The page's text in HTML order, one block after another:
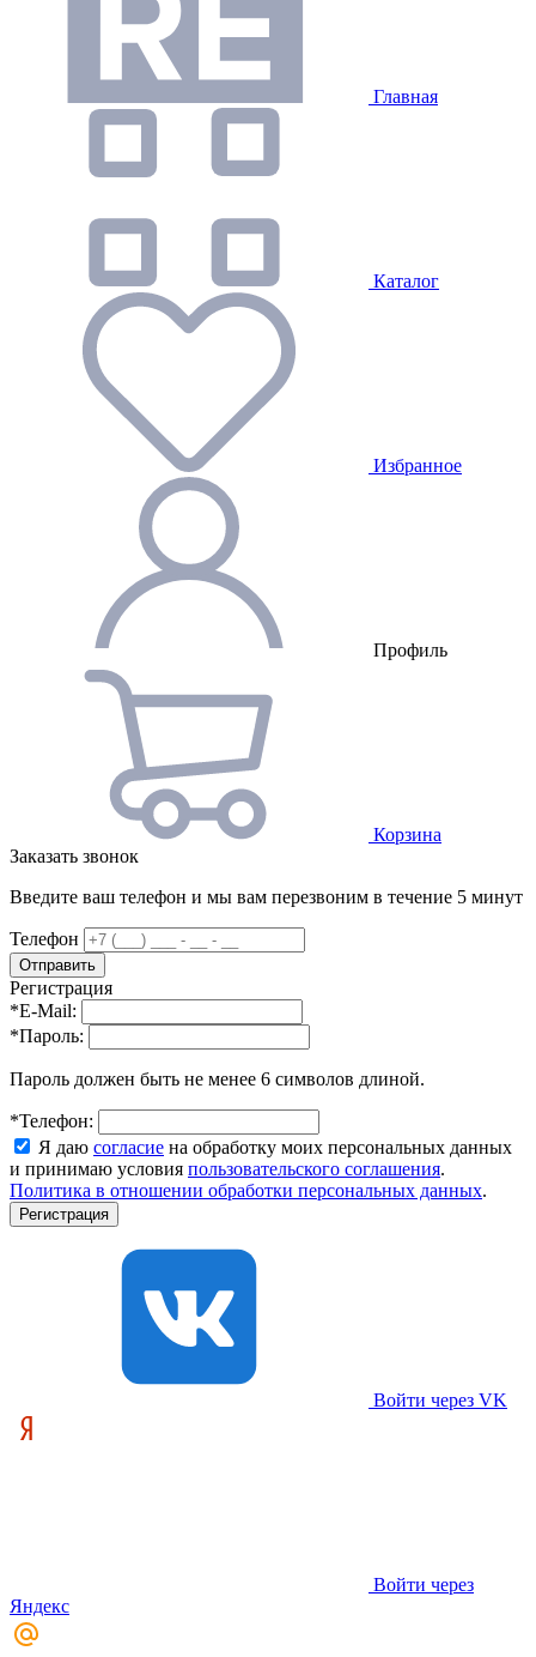
Главная
Каталог
Избранное
Профиль
Корзина
Заказать звонок
Введите ваш телефон и мы вам перезвоним в течение 5 минут
Телефон
Регистрация
*E-Mail:
*Пароль:
Пароль должен быть не менее 6 символов длиной.
*Телефон:
Я даю согласие на обработку моих персональных данных
и принимаю условия пользовательского соглашения.
Политика в отношении обработки персональных данных.
Войти через VK
Войти через
Яндекс